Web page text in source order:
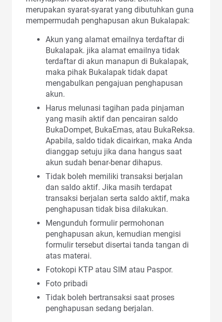
merupakan syarat-syarat yang dibutuhkan guna
mempermudah penghapusan akun Bukalapak:
Akun yang alamat emailnya terdaftar di
Bukalapak. jika alamat emailnya tidak
terdaftar di akun manapun di Bukalapak,
maka pihak Bukalapak tidak dapat
mengabulkan pengajuan penghapusan
akun.
Harus melunasi tagihan pada pinjaman
yang masih aktif dan pencairan saldo
BukaDompet, BukaEmas, atau BukaReksa.
Apabila, saldo tidak dicairkan, maka Anda
dianggap setuju jika dana hangus saat
akun sudah benar-benar dihapus.
Tidak boleh memiliki transaksi berjalan
dan saldo aktif. Jika masih terdapat
transaksi berjalan serta saldo aktif, maka
penghapusan tidak bisa dilakukan.
Mengunduh formulir permohonan
penghapusan akun, kemudian mengisi
formulir tersebut disertai tanda tangan di
atas materai.
Fotokopi KTP atau SIM atau Paspor.
Foto pribadi
Tidak boleh bertransaksi saat proses
penghapusan sedang berjalan.